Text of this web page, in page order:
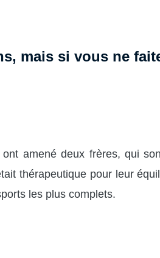
mais si vous ne
amené deux frères, qui
thérapeutique pour leur
les plus complets.